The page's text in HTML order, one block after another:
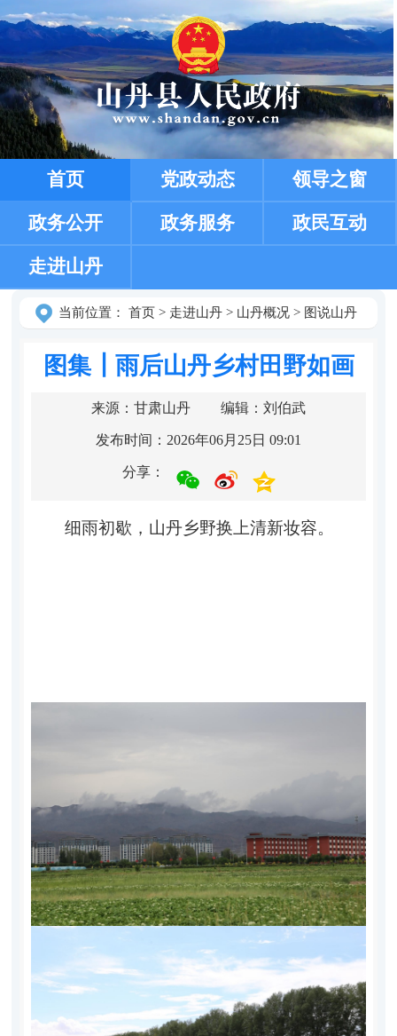
首页 党政动态 领导之窗
政务公开 政务服务 政民互动
走进山丹
当前位置： 首页> 走进山丹> 山丹概况> 图说山丹
图集┃雨后山丹乡村田野如画
来源：甘肃山丹 编辑：刘伯武
发布时间：2026年06月25日 09:01
分享：
细雨初歇，山丹乡野换上清新妆容。